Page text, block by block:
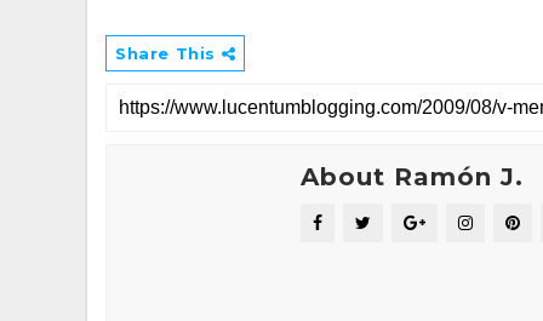
Share This
About Ramón J.